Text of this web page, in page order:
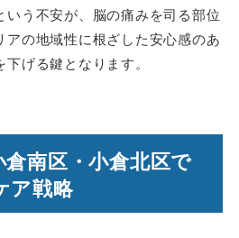
いう不安が、脳の痛みを司る部位
アの地域性に根ざした安心感のあ
げる鍵となります。
倉南区・小倉北区で
ア戦略